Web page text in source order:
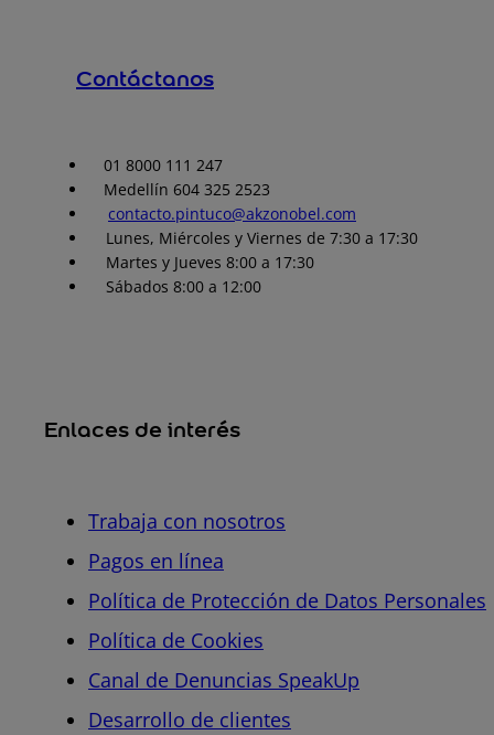
Contáctanos
01 8000 111 247
Medellín 604 325 2523
contacto.pintuco@akzonobel.com
Lunes, Miércoles y Viernes de 7:30 a 17:30
Martes y Jueves 8:00 a 17:30
Sábados 8:00 a 12:00
Enlaces de interés
Trabaja con nosotros
Pagos en línea
Política de Protección de Datos Personales
Política de Cookies
Canal de Denuncias SpeakUp
Desarrollo de clientes